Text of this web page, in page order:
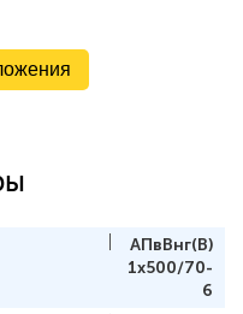
АПвВнг(В)
1x500/70-
6